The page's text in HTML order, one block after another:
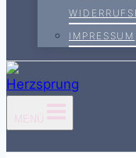
IMPRESSUM
MENÜ